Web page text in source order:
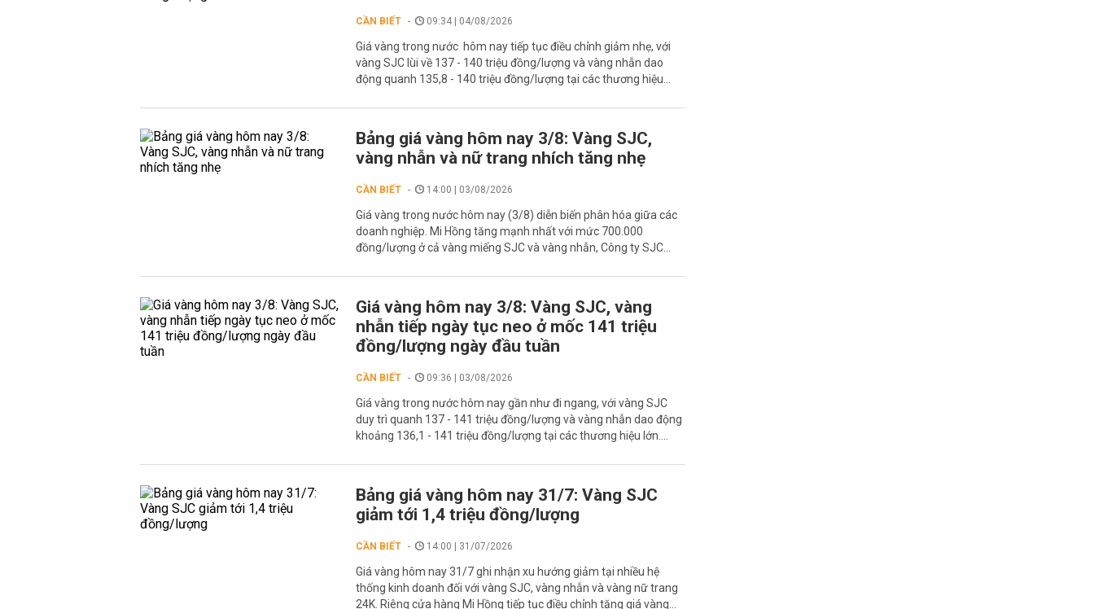
CẦN BIẾT 09:34 | 04/08/2026
Giá vàng trong nước hôm nay tiếp tục điều chỉnh giảm nhẹ, với
vàng SJC lùi về 137 - 140 triệu đồng/lượng và vàng nhẫn dao
động quanh 135,8 - 140 triệu đồng/lượng tại các thương hiệu...
Bảng giá vàng hôm nay 3/8: Vàng SJC,
vàng nhẫn và nữ trang nhích tăng nhẹ
CẦN BIẾT 14:00 | 03/08/2026
Giá vàng trong nước hôm nay (3/8) diễn biến phân hóa giữa các
doanh nghiệp. Mi Hồng tăng mạnh nhất với mức 700.000
đồng/lượng ở cả vàng miếng SJC và vàng nhẫn, Công ty SJC...
Giá vàng hôm nay 3/8: Vàng SJC, vàng
nhẫn tiếp ngày tục neo ở mốc 141 triệu
đồng/lượng ngày đầu tuần
CẦN BIẾT 09:36 | 03/08/2026
Giá vàng trong nước hôm nay gần như đi ngang, với vàng SJC
duy trì quanh 137 - 141 triệu đồng/lượng và vàng nhẫn dao động
khoảng 136,1 - 141 triệu đồng/lượng tại các thương hiệu lớn....
Bảng giá vàng hôm nay 31/7: Vàng SJC
giảm tới 1,4 triệu đồng/lượng
CẦN BIẾT 14:00 | 31/07/2026
Giá vàng hôm nay 31/7 ghi nhận xu hướng giảm tại nhiều hệ
thống kinh doanh đối với vàng SJC, vàng nhẫn và vàng nữ trang
24K. Riêng cửa hàng Mi Hồng tiếp tục điều chỉnh tăng giá vàng...